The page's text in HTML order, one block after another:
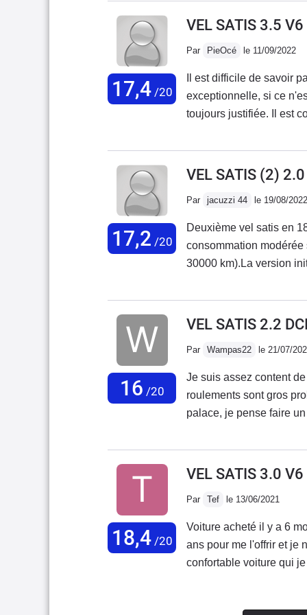
millésime 2010....
17,4/20
VEL SATIS 3.5 V6
Par PieOcé le 11/09/2022
Il est difficile de savoir
exceptionnelle, si ce
toujours justifiée. Il est
performante, que sa
préjugés. L'extérieur est
mon entourage, on
encore plus sous
routières du 3.5 v6 (qui
notamment sur la
assez drôle de
moteur se trouve à
parfois se montrer
été raffermi et une
est dingue, la voiture
la vitesse. Le train
impossible de la mettre
remontés de couple
l'un des plus beau que
vernis ou mat,
moquette
5 e60, vous verrez, ce
17,2 /20
VEL SATIS (2)
Par jacuzzi 44 le 19/08/2022
Deuxième vel satis en
consommation
30000 km).La version
radar avant et une
16 /20
VEL SATIS 2.2
Par Wampas22 le 21/07/
Je suis assez content de la
roulements sont gros
palace, je pense faire
véhicule lourd mais ont
18,4/20
VEL SATIS 3.0 V6
Par Tef le 13/06/2021
Voiture acheté il y a 6
ans pour me l'offrir et je
confortable voiture qui